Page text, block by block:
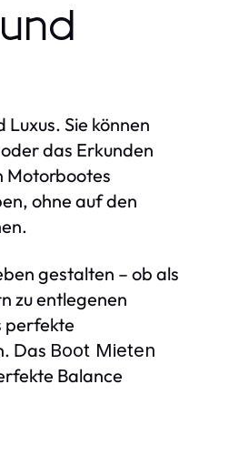
Sie können
das Erkunden
Motorbootes
ohne auf den
gestalten – ob als
zu entlegenen
perfekte
Das Boot Mieten
Balance